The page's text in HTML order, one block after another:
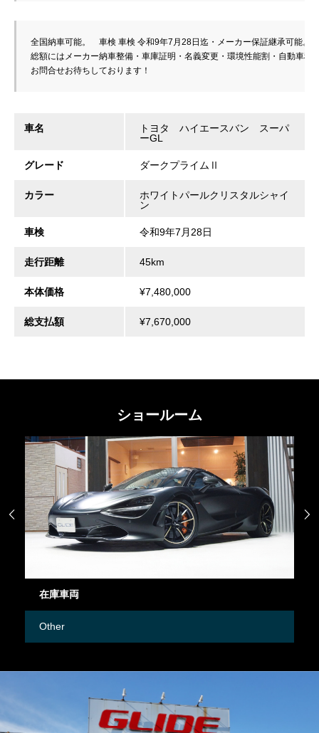
全国納車可能。　車検 車検 令和9年7月28日迄・メーカー保証継承可能。
総額にはメーカー納車整備・車庫証明・名義変更・環境性能割・自動車税
お問合せお待ちしております！
車名
トヨタ ハイエースバン スーパ
ーGL
グレード ダークプライムⅡ
カラー
ホワイトパールクリスタルシャイ
ン
車検 令和9年7月28日
走行距離 45km
本体価格 ¥7,480,000
総支払額 ¥7,670,000
ショールーム
 